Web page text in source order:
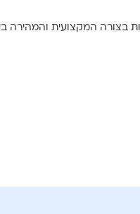
בצורה המקצועית והמהירה